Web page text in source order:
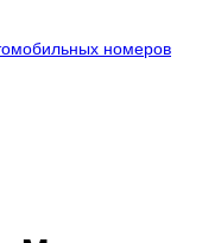
номеров